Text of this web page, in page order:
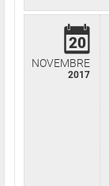
20
NOVEMBRE
2017